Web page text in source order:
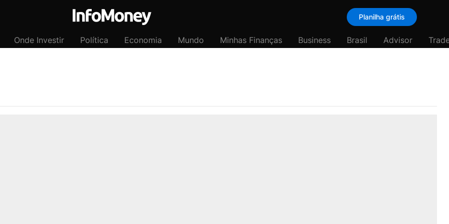
Planilha grátis
Onde Investir Política Economia Mundo Minhas Finanças Business Brasil Advisor